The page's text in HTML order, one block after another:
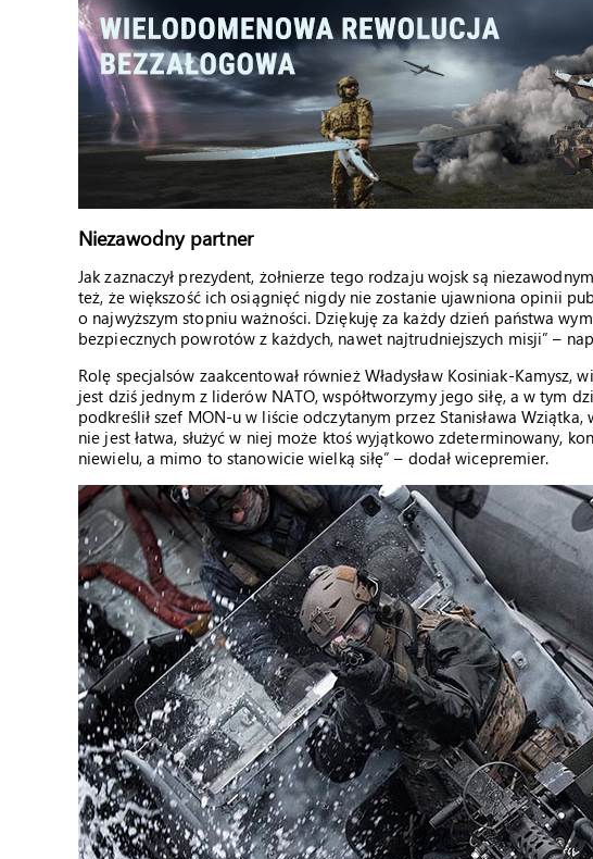
Niezawodny partner
Jak zaznaczył prezydent, żołnierze tego rodzaju wojsk są
też, że większość ich osiągnięć nigdy nie zostanie ujawniona opinii
o najwyższym stopniu ważności. Dziękuję za każdy dzień państwa
bezpiecznych powrotów z każdych, nawet najtrudniejszych misji” –
Rolę specjalsów zaakcentował również Władysław Kosiniak-
jest dziś jednym z liderów NATO, współtworzymy jego siłę, a w tym
podkreślił szef MON-u w liście odczytanym przez Stanisława
nie jest łatwa, służyć w niej może ktoś wyjątkowo zdeterminowany,
niewielu, a mimo to stanowicie wielką siłę” – dodał wicepremier.